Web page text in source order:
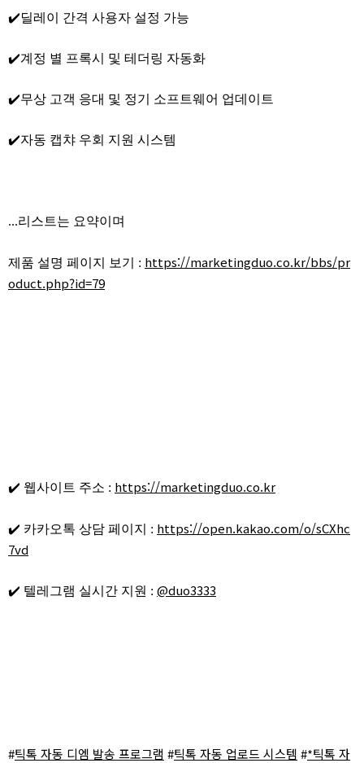
✔️딜레이 간격 사용자 설정 가능
✔️계정 별 프록시 및 테더링 자동화
✔️무상 고객 응대 및 정기 소프트웨어 업데이트
✔️자동 캡챠 우회 지원 시스템
...리스트는 요약이며
제품 설명 페이지 보기 : https://marketingduo.co.kr/bbs/pr
oduct.php?id=79
✔️ 웹사이트 주소 : https://marketingduo.co.kr
✔️ 카카오톡 상담 페이지 : https://open.kakao.com/o/sCXhc
7vd
✔️ 텔레그램 실시간 지원 : @duo3333
#틱톡 자동 디엠 발송 프로그램 #틱톡 자동 업로드 시스템 #*틱톡 자